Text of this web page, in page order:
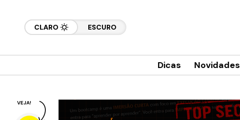
CLARO ESCURO
Dicas Novidades
VEJA!